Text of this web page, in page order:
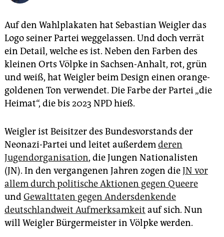
epaper login
Auf den Wahlplakaten hat Sebastian Weigler das
Logo seiner Partei weggelassen. Und doch verrät
ein Detail, welche es ist. Neben den Farben des
kleinen Orts Völpke in Sachsen-Anhalt, rot, grün
und weiß, hat Weigler beim Design einen orange-
goldenen Ton verwendet. Die Farbe der Partei „die
Heimat“, die bis 2023 NPD hieß.
Weigler ist Beisitzer des Bundesvorstands der
Neonazi-Partei und leitet außerdemderen
Jugendorganisation, die Jungen Nationalisten
(JN). In den vergangenen Jahren zogen dieJN vor
allem durch politische Aktionen gegen Queere
undGewalttaten gegen Andersdenkende
deutschlandweit Aufmerksamkeit auf sich. Nun
will Weigler Bürgermeister in Völpke werden.